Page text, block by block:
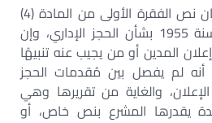
ومتى كان ما تقدم، وكان نص الفقرة الأولى من المادة (4)
من القانون رقم 308 لسنة 1955 بشأن الحجز الإداري، وإن
المدين أو من يجيب عنه تنبيهًا
إلا أنه لم يفصل بين مُقدمات الحجز
والغاية من تقريرها وهي
يقدرها المشرع بنص خاص، أو